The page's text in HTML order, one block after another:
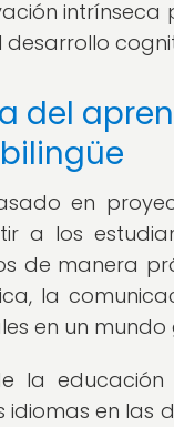
del
en
a los
de manera
la
en un
la
idiomas en las